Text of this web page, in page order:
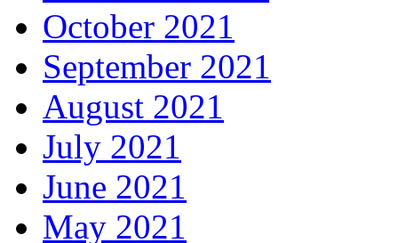
October 2021
September 2021
August 2021
July 2021
June 2021
May 2021